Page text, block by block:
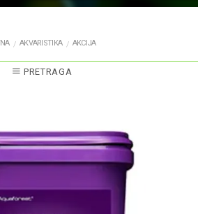
/ AKVARISTIKA / AKCIJA
PRETRAGA